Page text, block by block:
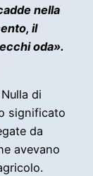
nella
il
oda».
di
significato
da
avevano